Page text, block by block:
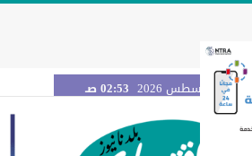
الجمعة 7 أغسطس 2026 02:53 صـ